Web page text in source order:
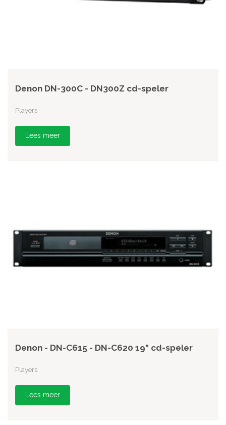
Denon DN-300C - DN300Z cd-speler
Players
Lees meer
Denon - DN-C615 - DN-C620 19" cd-speler
Players
Lees meer